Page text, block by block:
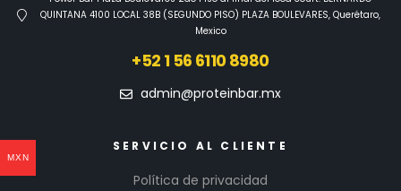
QUINTANA 4100 LOCAL 38B (SEGUNDO PISO) PLAZA BOULEVARES, Querétaro,
Mexico
+52 1 56 6110 8980
admin@proteinbar.mx
SERVICIO AL CLIENTE
Política de privacidad
MXN